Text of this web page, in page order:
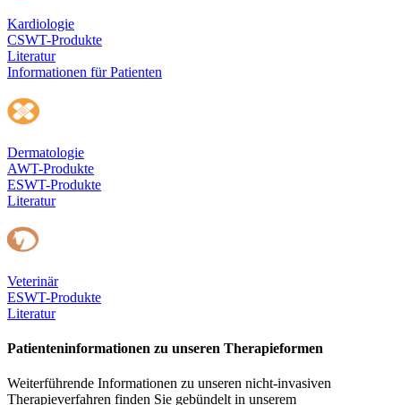
Kardiologie
CSWT-Produkte
Literatur
Informationen für Patienten
Dermatologie
AWT-Produkte
ESWT-Produkte
Literatur
Veterinär
ESWT-Produkte
Literatur
Patienteninformationen zu unseren Therapieformen
Weiterführende Informationen zu unseren nicht-invasiven
Therapieverfahren finden Sie gebündelt in unserem